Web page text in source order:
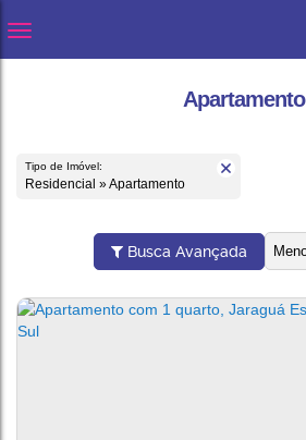
Apartamento
Tipo de Imóvel:
Residencial » Apartamento
Busca Avançada